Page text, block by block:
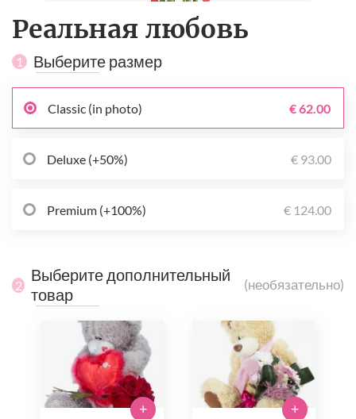
Реальная любовь
1 Выберите размер
Classic (in photo) € 62.00
Deluxe (+50%) € 93.00
Premium (+100%) € 124.00
2
Выберите дополнительный
товар
(необязательно)
+ +